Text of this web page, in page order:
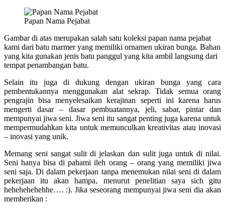
Papan Nama Pejabat
Gambar di atas merupakan salah satu koleksi papan nama pejabat
kami dari batu marmer yang memiliki ornamen ukiran bunga. Bahan
yang kita gunakan jenis batu panggul yang kita ambil langsung dari
tempat penambangan batu.
Selain itu juga di dukung dengan ukiran bunga yang cara
pembentukannya menggunakan alat sekrap. Tidak semua orang
pengrajin bisa menyelesaikan kerajinan seperti ini karena harus
mengerti dasar – dasar pembuatannya, jeli, sabar, pintar dan
mempunyai jiwa seni. Jiwa seni itu sangat penting juga karena untuk
mempermudahkan kita untuk memunculkan kreativitas atau inovasi
– inovasi yang unik.
Memang seni sangat sulit di jelaskan dan sulit juga untuk di nilai.
Seni hanya bisa di pahami ileh orang – orang yang memiliki jiwa
seni saja. Di dalam pekerjaan tanpa menemukan nilai seni di dalam
pekerjaan itu akan hampa, menurut penelitian saya sich gitu
hehehehehehhe…. :). Jika seseorang mempunyai jiwa seni dia akan
memberikan :